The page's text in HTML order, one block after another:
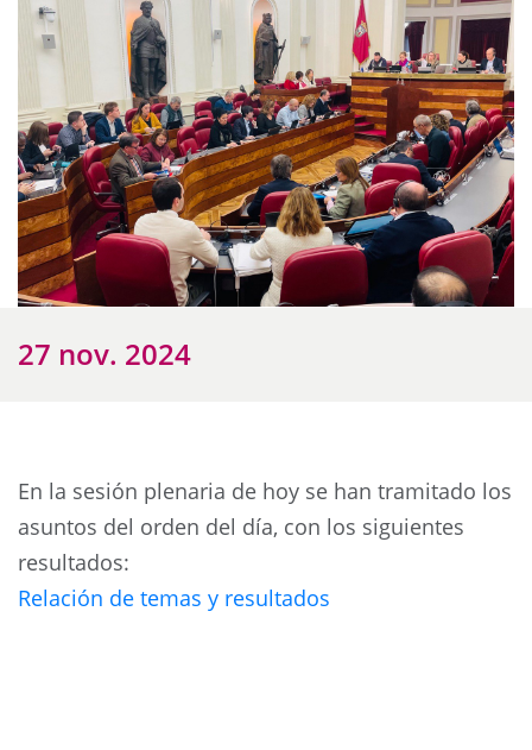
27 nov. 2024
En la sesión plenaria de hoy se han tramitado los
asuntos del orden del día, con los siguientes
resultados:
Relación de temas y resultados